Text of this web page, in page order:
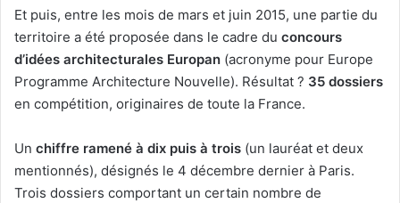
Et puis, entre les mois de mars et juin 2015, une partie du
territoire a été proposée dans le cadre du concours
d’idées architecturales Europan (acronyme pour Europe
Programme Architecture Nouvelle). Résultat ? 35 dossiers
en compétition, originaires de toute la France.
Un chiffre ramené à dix puis à trois (un lauréat et deux
mentionnés), désignés le 4 décembre dernier à Paris.
Trois dossiers comportant un certain nombre de